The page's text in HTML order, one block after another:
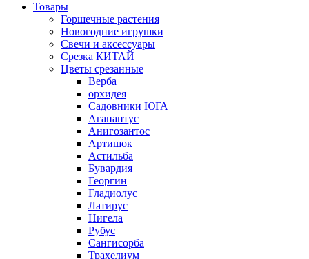
Товары
Горшечные растения
Новогодние игрушки
Свечи и аксессуары
Срезка КИТАЙ
Цветы срезанные
Верба
орхидея
Садовники ЮГА
Агапантус
Анигозантос
Артишок
Астильба
Бувардия
Георгин
Гладиолус
Латирус
Нигела
Рубус
Сангисорба
Трахелиум